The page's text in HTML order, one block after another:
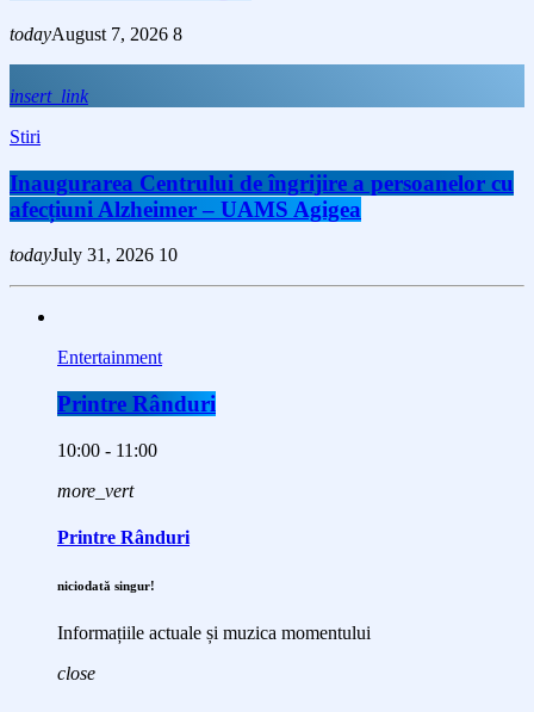
todayAugust 7, 2026 8
insert_link
Stiri
Inaugurarea Centrului de îngrijire a persoanelor cu
afecțiuni Alzheimer – UAMS Agigea
todayJuly 31, 2026 10
Entertainment
Printre Rânduri
10:00 - 11:00
more_vert
Printre Rânduri
niciodată singur!
Informațiile actuale și muzica momentului
close